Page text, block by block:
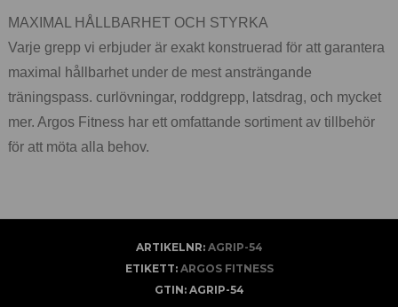
MAXIMAL HÅLLBARHET OCH STYRKA
Varje grepp vi erbjuder är exakt konstruerad för att garantera
maximal hållbarhet under de mest ansträngande
träningspass. curlövningar, roddgrepp, latsdrag, och mycket
mer. Argos Fitness har ett omfattande sortiment av tillbehör
för att möta alla behov.
ARTIKELNR: AGRIP-54
ETIKETT: ARGOS FITNESS
GTIN: AGRIP-54